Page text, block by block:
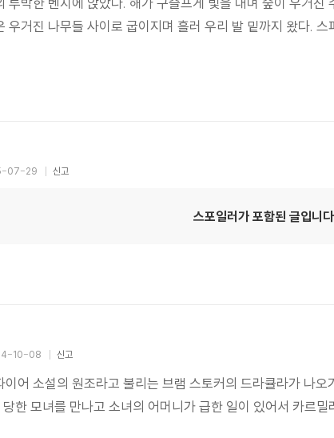
우거진 나무들 사이로 굽이지며 흘러 우리 발 밑까지 왔다.
07-29 신고
스포일러가 포함된 글입니
10-08 신고
어 소설의 원조라고 불리는 브램 스토커의 드라큘라가 나
한 모녀를 만나고 소녀의 어머니가 급한 일이 있어서 카르